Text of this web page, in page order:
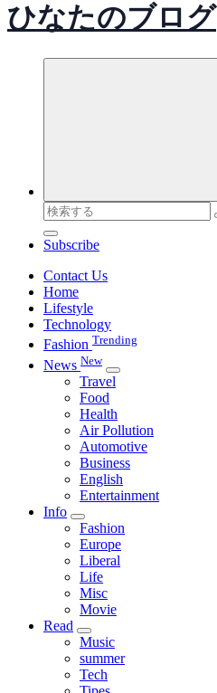
ひなたのブログ
検
索
対
Subscribe
Contact Us
Home
Lifestyle
Technology
Fashion Trending
News New
Travel
Food
Health
Air Pollution
Automotive
Business
English
Entertainment
Info
Fashion
Europe
Liberal
Life
Misc
Movie
Read
Music
summer
Tech